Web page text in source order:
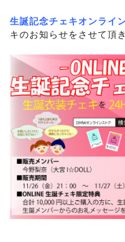
生誕記念チェキオンライ
キのお知らせをさせて頂き